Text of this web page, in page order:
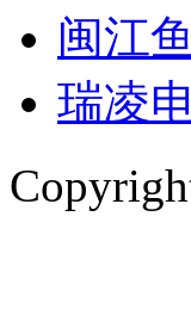
闽江
瑞凌